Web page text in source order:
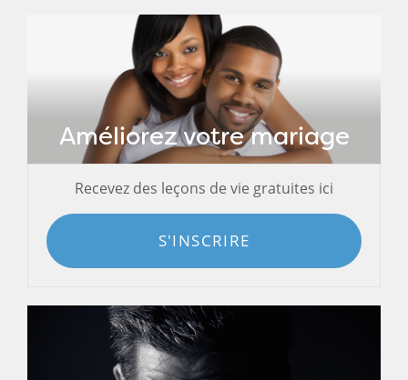
Améliorez votre mariage
Recevez des leçons de vie gratuites ici
S'INSCRIRE